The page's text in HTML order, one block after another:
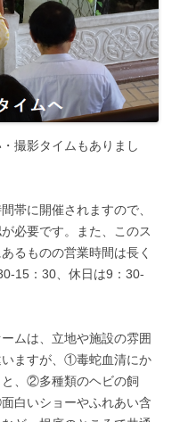
撮影タイムもありまし
帯に開催されますので、
必要です。また、このス
るものの営業時間は長く
15：30、休日は9：30-
ムは、立地や施設の雰囲
ますが、①毒蛇血清にか
、②多種類のヘビの飼
白いショーやふれあい含